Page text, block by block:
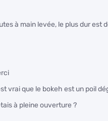
à main levée, le plus dur est
vrai que le bokeh est un poil
à pleine ouverture ?